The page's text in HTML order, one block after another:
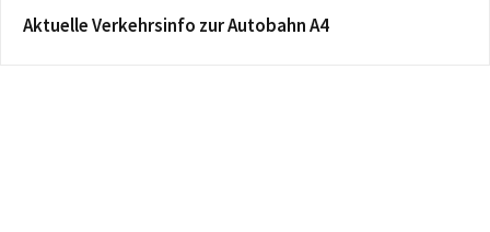
Aktuelle Verkehrsinfo zur Autobahn A4